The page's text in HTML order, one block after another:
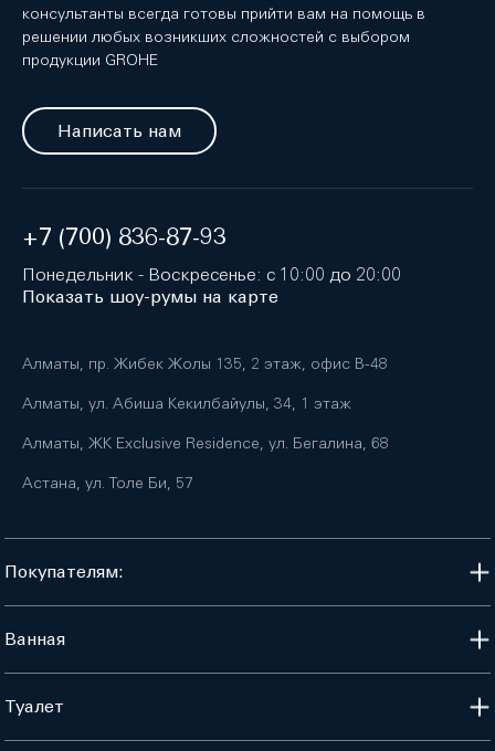
консультанты всегда готовы прийти вам на помощь в
решении любых возникших сложностей с выбором
продукции GROHE
Написать нам
+7 (700) 836-87-93
Понедельник - Воскресенье: с 10:00 до 20:00
Показать шоу-румы на карте
Алматы, пр. Жибек Жолы 135, 2 этаж, офис B-48
Алматы, ул. Абиша Кекилбайулы, 34, 1 этаж
Алматы, ЖК Exclusive Residence, ул. Бегалина, 68
Астана, ул. Толе Би, 57
Покупателям:
Ванная
Туалет